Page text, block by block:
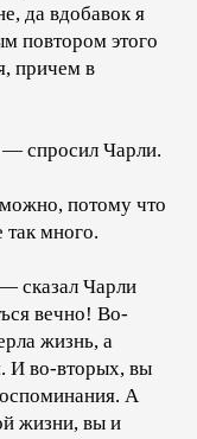
да вдобавок я
повтором этого
причем в
спросил Чарли.
потому что
много.
сказал Чарли
вечно! Во-
жизнь, а
И во-вторых, вы
А
жизни, вы и